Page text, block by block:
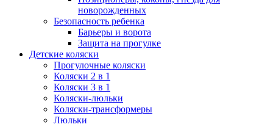
новорожденных
Безопасность ребенка
Барьеры и ворота
Защита на прогулке
Детские коляски
Прогулочные коляски
Коляски 2 в 1
Коляски 3 в 1
Коляски-люльки
Коляски-трансформеры
Люльки